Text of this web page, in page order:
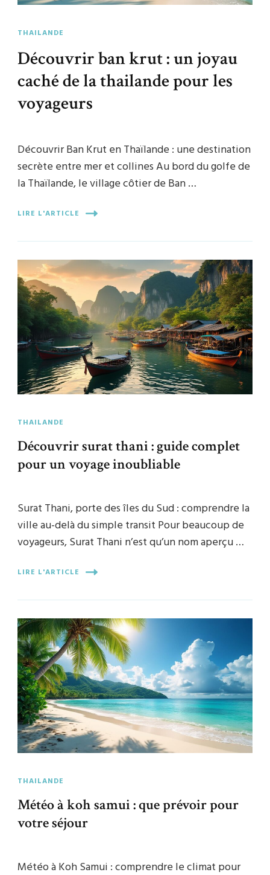
THAILANDE
Découvrir ban krut : un joyau
caché de la thailande pour les
voyageurs
Découvrir Ban Krut en Thaïlande : une destination
secrète entre mer et collines Au bord du golfe de
la Thaïlande, le village côtier de Ban …
LIRE L'ARTICLE
THAILANDE
Découvrir surat thani : guide complet
pour un voyage inoubliable
Surat Thani, porte des îles du Sud : comprendre la
ville au-delà du simple transit Pour beaucoup de
voyageurs, Surat Thani n’est qu’un nom aperçu …
LIRE L'ARTICLE
THAILANDE
Météo à koh samui : que prévoir pour
votre séjour
Météo à Koh Samui : comprendre le climat pour